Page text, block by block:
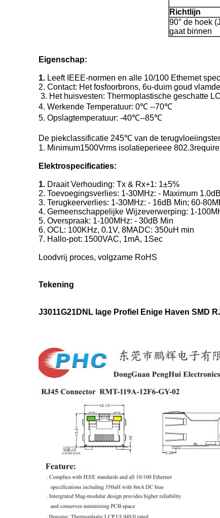
Richtlijn
90° de hoek
gaat binnen
Eigenschap:
1. Leeft IEEE-normen en alle 10/100 Ethernet
2. Contact: Het fosfoorbrons, 6u-duim goud
3. Het huisvesten: Thermoplastische geschatte
4. Werkende Temperatuur: 0℃ --70℃
5. Opslagtemperatuur: -40℃--85℃
De piekclassificatie 245℃ van de
1. Minimum1500Vrms isolatieperieee
Elektrospecificaties:
1. Draait Verhouding: Tx & Rx+1: 1±5%
2. Toevoegingsverlies: 1-30MHz: - Maximum 1.0dB
3. Terugkeerverlies: 1-30MHz: - 16dB Min; 60-
4. Gemeenschappelijke Wijzeverwerping: 1-
5. Overspraak: 1-100MHz: - 30dB Min
6. OCL: 100KHz, 0.1V, 8MADC: 350uH min
7. Hallo-pot: 1500VAC, 1mA, 1Sec
Loodvrij proces, volgzame RoHS
Tekening
J3011G21DNL lage Profiel Enige Haven SMD